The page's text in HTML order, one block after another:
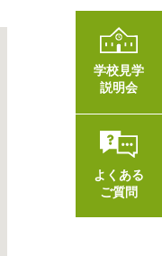
学校見学
説明会
よくある
ご質問